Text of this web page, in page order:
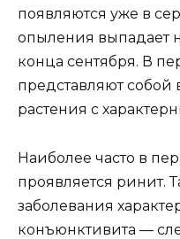
появляются уже в
опыления выпадает
конца сентября. В
представляют собой
растения с
Наиболее часто в
проявляется ринит.
заболевания
конъюнктивита —